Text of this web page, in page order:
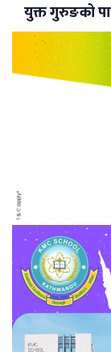
युक्त गुरुङको